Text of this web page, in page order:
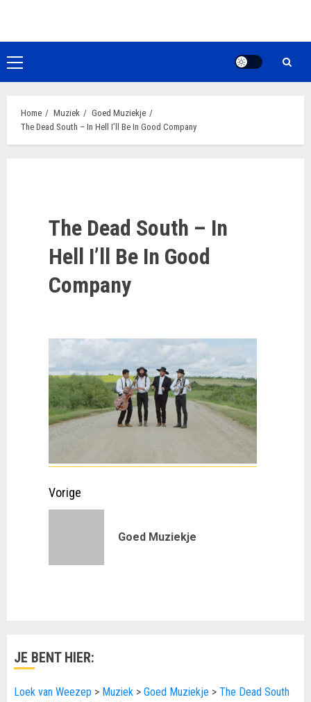
de
inhoudPrimair
menu
Home Muziek
Goed Muziekje
The Dead South – In Hell I’ll Be In Good Company
The Dead South – In
Hell I’ll Be In Good
Company
Doorgaan
Vorige
Goed Muziekje
JE BENT HIER:
Loek van Weezep > Muziek > Goed Muziekje > The Dead South